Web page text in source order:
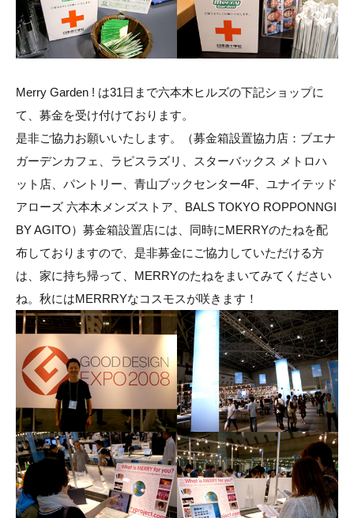
Merry Garden ! は31日まで六本木ヒルズの下記ショップに
て、募金を受け付けております。
是非ご協力お願いいたします。（募金箱設置協力店：ブエナ
ガーデンカフェ、ラピスラズリ、スターバックス メトロハ
ット店、パントリー、青山ブックセンター4F、ユナイテッド
アローズ 六本木メンズストア、BALS TOKYO ROPPONNGI
BY AGITO）募金箱設置店には、同時にMERRYのたねを配
布しておりますので、是非募金にご協力していただける方
は、家に持ち帰って、MERRYのたねをまいてみてください
ね。秋にはMERRRYなコスモスが咲きます！